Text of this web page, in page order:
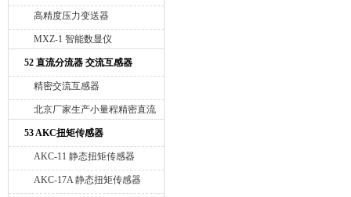
高精度压力变送器
MXZ-1 智能数显仪
52 直流分流器 交流互感器
精密交流互感器
北京厂家生产小量程精密直流
分流器
53 AKC扭矩传感器
AKC-11 静态扭矩传感器
AKC-17A 静态扭矩传感器